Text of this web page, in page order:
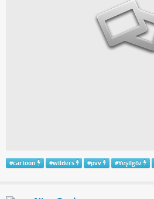
#cartoon #wilders #pvv #Yeşilgöz